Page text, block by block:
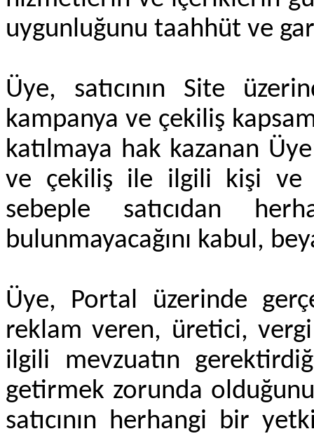
uygunluğunu taahhüt ve
Üye, satıcının Site
kampanya ve çekiliş
katılmaya hak kazanan
ve çekiliş ile ilgili kişi ve
sebeple satıcıdan
bulunmayacağını kabul,
Üye, Portal üzerinde
reklam veren, üretici,
ilgili mevzuatın
getirmek zorunda
satıcının herhangi bir